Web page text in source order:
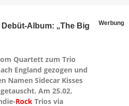
Album: „The Big
Werbung
Quartett zum Trio
England gezogen und
Namen Sidecar Kisses
Am 25.02.
Rock Trios via